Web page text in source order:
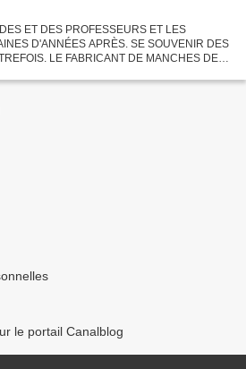
ET DES PROFESSEURS ET LES
D'ANNÉES APRÈS. SE SOUVENIR DES
LE FABRICANT DE MANCHES DE
EST LE PLAISIR...
le portail Canalblog